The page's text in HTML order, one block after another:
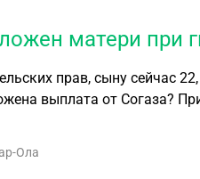
матери при
прав, сыну сейчас
выплата от Согаза?
Ола